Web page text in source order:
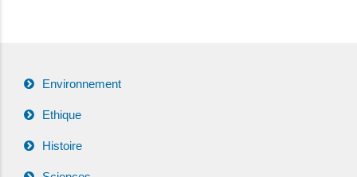
Environnement
Ethique
Histoire